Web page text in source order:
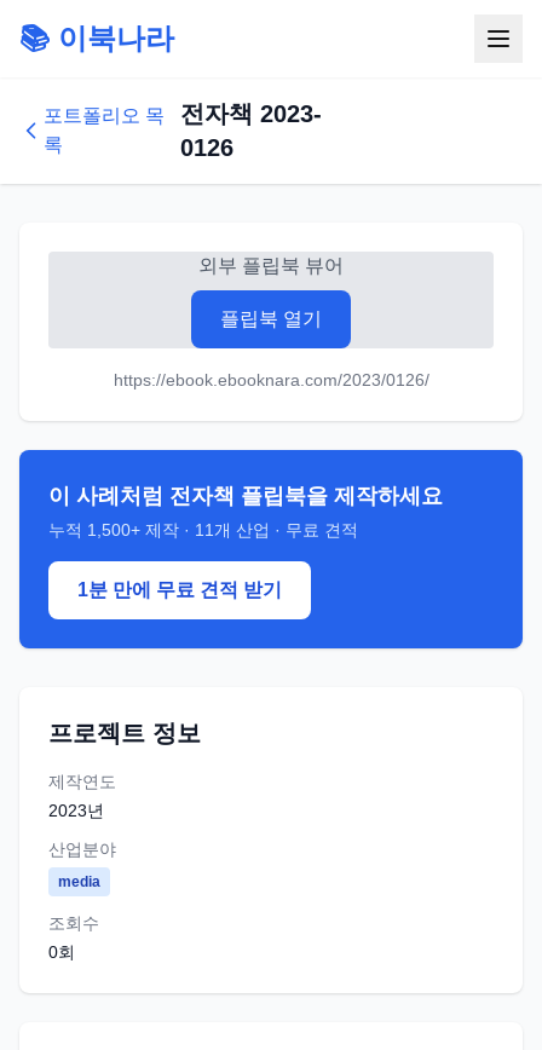
📚 이북나라
포트폴리오 목
록
전자책 2023-
0126
외부 플립북 뷰어
플립북 열기
https://ebook.ebooknara.com/2023/0126/
이 사례처럼 전자책 플립북을 제작하세요
누적 1,500+ 제작 · 11 개 산업 · 무료 견적
1분 만에 무료 견적 받기
프로젝트 정보
제작연도
2023년
산업분야
media
조회수
0회